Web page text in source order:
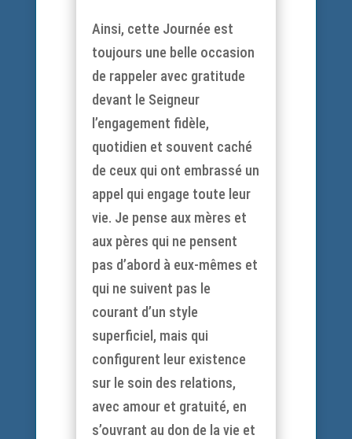
Ainsi, cette Journée est
toujours une belle occasion
de rappeler avec gratitude
devant le Seigneur
l’engagement fidèle,
quotidien et souvent caché
de ceux qui ont embrassé un
appel qui engage toute leur
vie. Je pense aux mères et
aux pères qui ne pensent
pas d’abord à eux-mêmes et
qui ne suivent pas le
courant d’un style
superficiel, mais qui
configurent leur existence
sur le soin des relations,
avec amour et gratuité, en
s’ouvrant au don de la vie et